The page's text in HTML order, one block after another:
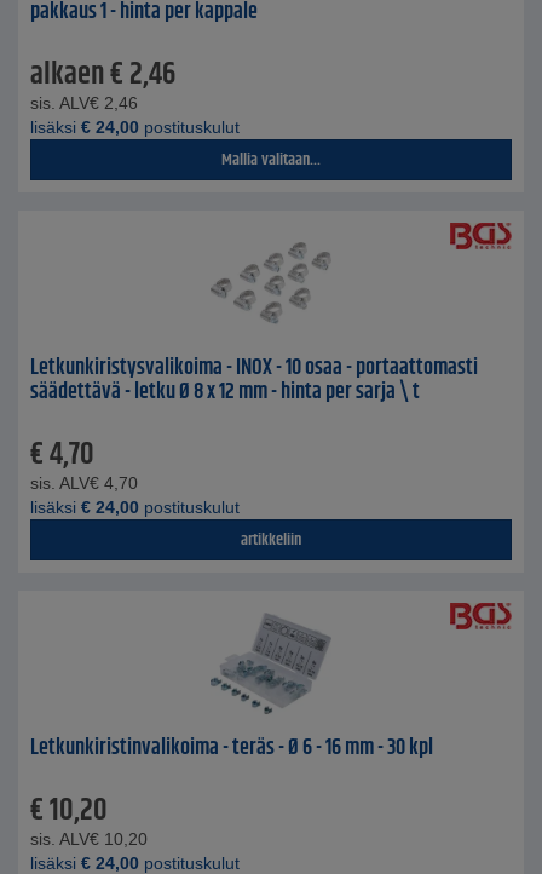
pakkaus 1 - hinta per kappale
alkaen€2,46
sis. ALV€ 2,46
lisäksi € 24,00 postituskulut
Mallia valitaan...
Letkunkiristysvalikoima - INOX - 10 osaa - portaattomasti
säädettävä - letku Ø 8 x 12 mm - hinta per sarja \ t
€4,70
sis. ALV€ 4,70
lisäksi € 24,00 postituskulut
artikkeliin
Letkunkiristinvalikoima - teräs - Ø 6 - 16 mm - 30 kpl
€10,20
sis. ALV€ 10,20
lisäksi € 24,00 postituskulut